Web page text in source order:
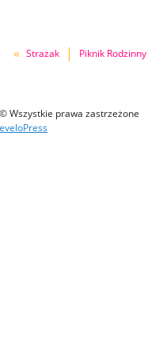
« Strażak | Piknik Rodzinny
Wszystkie prawa zastrzeżone